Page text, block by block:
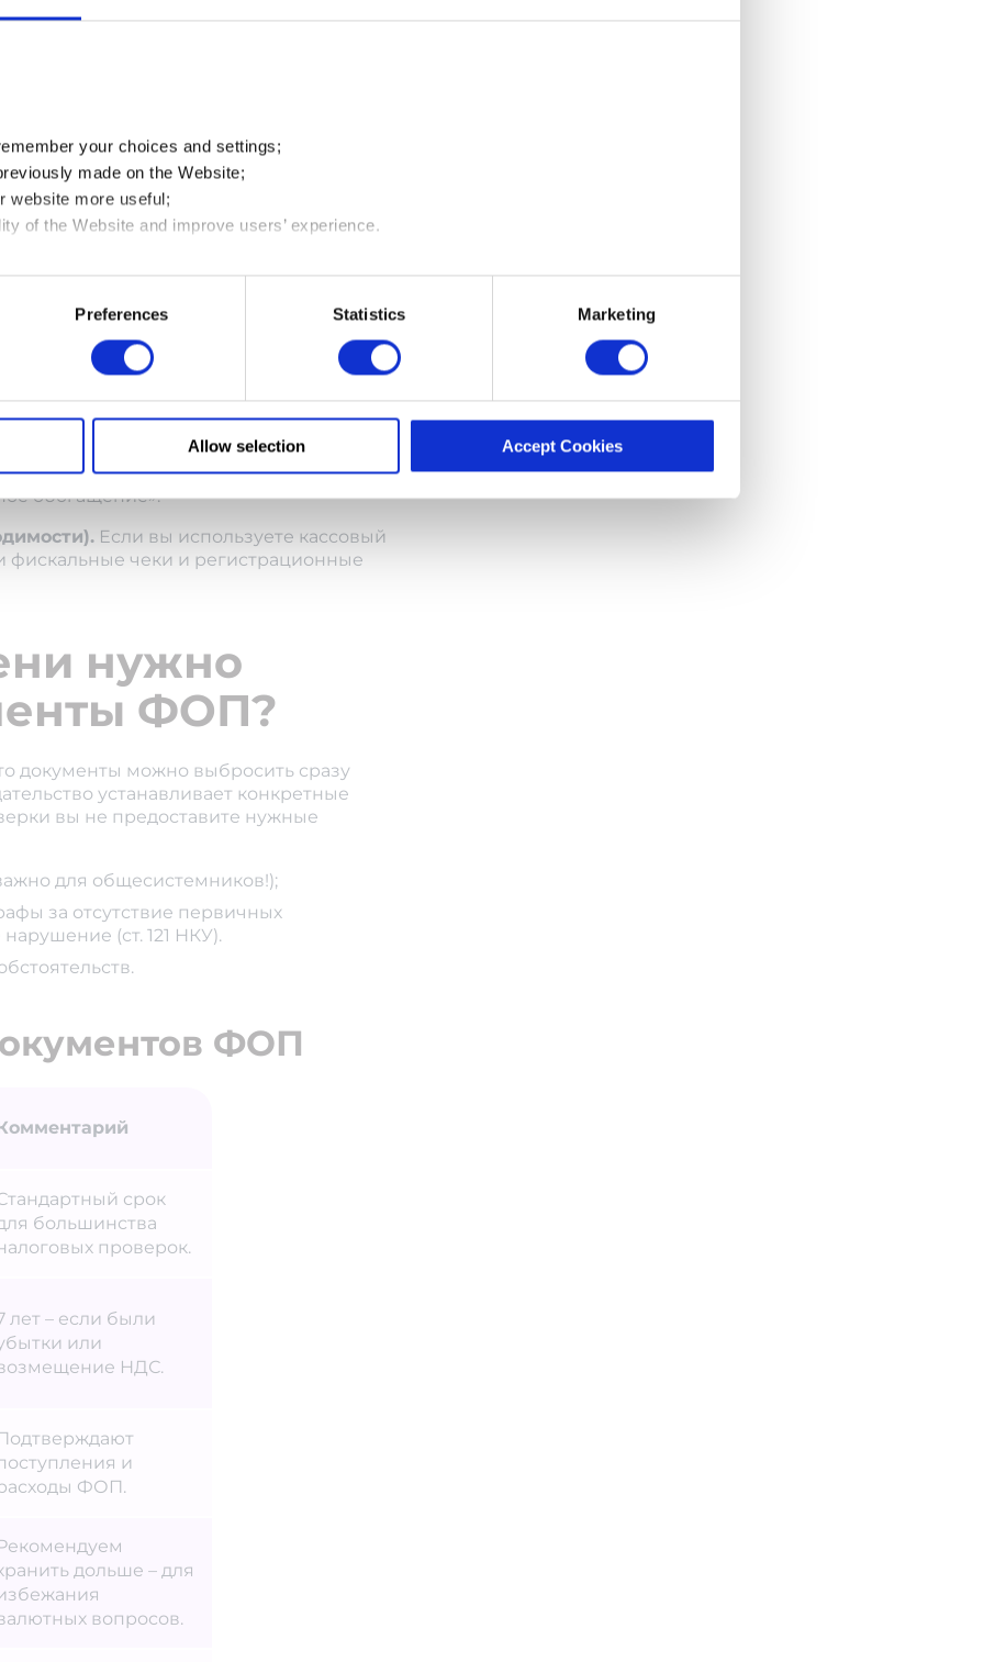
your choices and settings;
made on the Website;
website more useful;
of the Website and improve users’ experience.
your usage data with third parties defined in our Cookies Policy. By clicking “Accept
on your device all the technologies described in our Cookies Policy and Privacy Policy.
to find out more
Preferences Statistics Marketing
Allow selection Accept Cookies
в PDF.
Сюда относятся договоры с
работ или накладные (для
документы.
средства на счете?”, только
ответ.
банковские выписки за весь
– чеки, квитанции и расходные
Если вы работаете с иностранными
инвойсы, которые
и актами оказанных услуг, а также
этих документов налоговая может
обогащение».
Если вы используете кассовый
фискальные чеки и регистрационные
нужно
ФОП?
документы можно выбросить сразу
устанавливает конкретные
вы не предоставите нужные
для общесистемников!);
за отсутствие первичных
(ст. 121 НКУ).
ФОП
срок
большинства
проверок.
лет – если были
или
НДС.
и
ФОП.
дольше – для
вопросов.
Ви хочете
перегляд сайту?